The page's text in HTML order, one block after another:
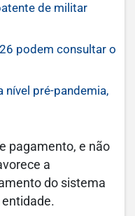
de militar
podem consultar o
pré-pandemia,
pagamento, e não
a
do sistema